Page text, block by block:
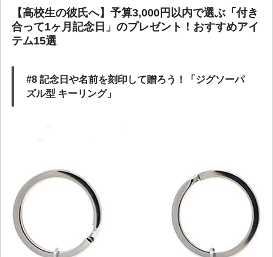
【高校生の彼氏へ】予算3,000円以内で選ぶ「付き
合って1ヶ月記念日」のプレゼント！おすすめアイ
テム15選
#8 記念日や名前を刻印して贈ろう！「ジグソーパ
ズル型 キーリング」